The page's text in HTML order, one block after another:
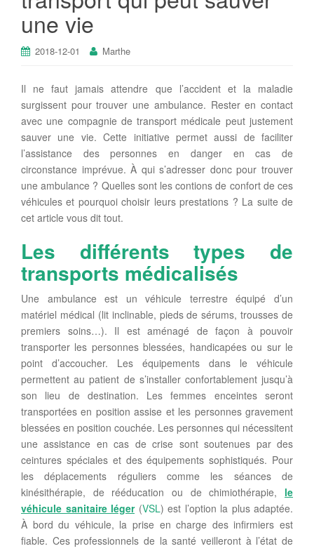
une vie
2018-12-01 Marthe
Il ne faut jamais attendre que l’accident et la maladie
surgissent pour trouver une ambulance. Rester en contact
avec une compagnie de transport médicale peut justement
sauver une vie. Cette initiative permet aussi de faciliter
l’assistance des personnes en danger en cas de
circonstance imprévue. À qui s’adresser donc pour trouver
une ambulance ? Quelles sont les contions de confort de ces
véhicules et pourquoi choisir leurs prestations ? La suite de
cet article vous dit tout.
Les différents types de
transports médicalisés
Une ambulance est un véhicule terrestre équipé d’un
matériel médical (lit inclinable, pieds de sérums, trousses de
premiers soins…). Il est aménagé de façon à pouvoir
transporter les personnes blessées, handicapées ou sur le
point d’accoucher. Les équipements dans le véhicule
permettent au patient de s’installer confortablement jusqu’à
son lieu de destination. Les femmes enceintes seront
transportées en position assise et les personnes gravement
blessées en position couchée. Les personnes qui nécessitent
une assistance en cas de crise sont soutenues par des
ceintures spéciales et des équipements sophistiqués. Pour
les déplacements réguliers comme les séances de
kinésithérapie, de rééducation ou de chimiothérapie, le
véhicule sanitaire léger(VSL) est l’option la plus adaptée.
À bord du véhicule, la prise en charge des infirmiers est
fiable. Ces professionnels de la santé veilleront à l’état de